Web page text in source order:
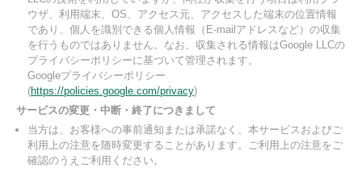
ウザ、利用端末、OS、アクセス元、アクセスした端末の位置情報
であり、個人を識別できる個人情報（E-mailアドレスなど）の収集
を行うものではありません。なお、収集される情報はGoogle LLCの
プライバシーポリシーに基づいて管理されます。
Googleプライバシーポリシー
(https://policies.google.com/privacy)
サービスの変更・中断・終了につきまして
当方は、お客様への事前通知または承諾なく、本サービスおよびご
利用上の注意を随時変更することがあります。ご利用上の注意をご
確認のうえご利用ください。